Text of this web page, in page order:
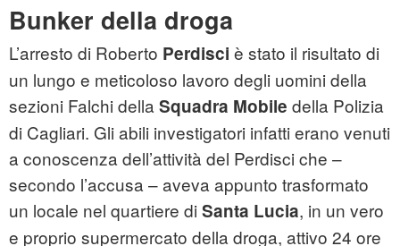
Bunker della droga
L’arresto di Roberto Perdisci è stato il risultato di
un lungo e meticoloso lavoro degli uomini della
sezioni Falchi della Squadra Mobile della Polizia
di Cagliari. Gli abili investigatori infatti erano venuti
a conoscenza dell’attività del Perdisci che –
secondo l’accusa – aveva appunto trasformato
un locale nel quartiere di Santa Lucia, in un vero
e proprio supermercato della droga, attivo 24 ore